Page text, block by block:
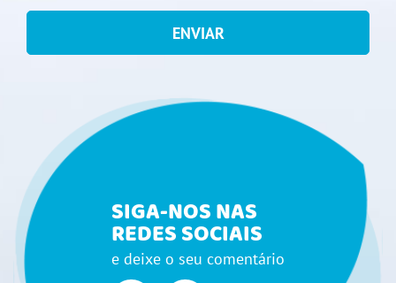
ENVIAR
SIGA-NOS NAS
REDES SOCIAIS
e deixe o seu comentário